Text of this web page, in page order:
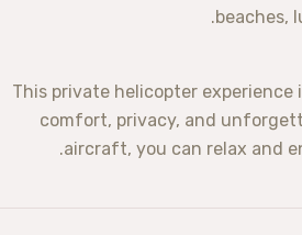
beaches,
This private helicopter
comfort, privacy, and
aircraft, you can relax and